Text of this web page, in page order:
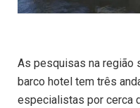
As pesquisas na região
barco hotel tem três
especialistas por cerca